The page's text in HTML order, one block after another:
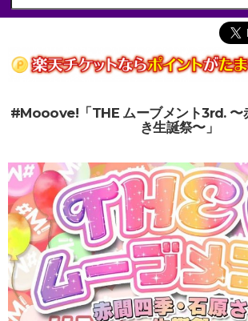
#Mooove!「THE ムーブメント3rd. 〜
き生誕祭〜」